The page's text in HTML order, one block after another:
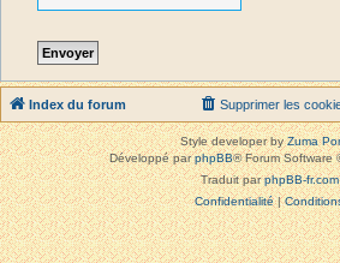
Index du forum Supprimer les
Style developer byZuma
Développé parphpBB® Forum Software
Traduit parphpBB-fr.com
Confidentialité|